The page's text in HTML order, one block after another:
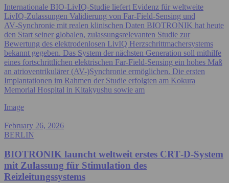
Internationale BIO‑LivIQ‑Studie liefert Evidenz für weltweite
LivIQ‑Zulassungen Validierung von Far‑Field‑Sensing und
AV‑Synchronie mit realen klinischen Daten BIOTRONIK hat heute
den Start seiner globalen, zulassungsrelevanten Studie zur
Bewertung des elektrodenlosen LivIQ Herzschrittmachersystems
bekannt gegeben. Das System der nächsten Generation soll mithilfe
eines fortschrittlichen elektrischen Far‑Field‑Sensing ein hohes Maß
an atrioventrikulärer (AV-)Synchronie ermöglichen. Die ersten
Implantationen im Rahmen der Studie erfolgten am Kokura
Memorial Hospital in Kitakyushu sowie am
Image
February 26, 2026
BERLIN
BIOTRONIK launcht weltweit erstes CRT‑D‑System
mit Zulassung für Stimulation des
Reizleitungssystems